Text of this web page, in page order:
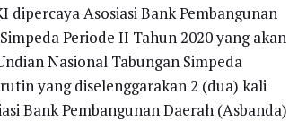
dipercaya Asosiasi Bank Pembangunan
Periode II Tahun 2020 yang akan
Nasional Tabungan Simpeda
yang diselenggarakan 2 (dua) kali
Bank Pembangunan Daerah (Asbanda)